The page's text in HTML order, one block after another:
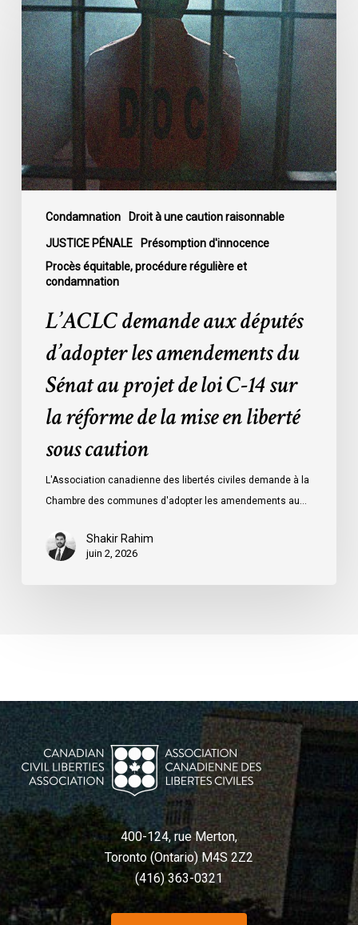
Condamnation Droit à une caution raisonnable
JUSTICE PÉNALE
Présomption d'innocence
Procès équitable, procédure régulière et
condamnation
demande
aux
députés
d’adopter
les
amendements
du
Sénat
au
réforme
liberté
caution
L’ACLC demande aux députés
d’adopter les amendements du
Sénat au projet de loi C-14 sur
la réforme de la mise en liberté
sous caution
L'Association canadienne des libertés civiles demande à la
Chambre des communes d'adopter les amendements au…
Shakir Rahim
juin 2, 2026
400-124, rue Merton,
Toronto (Ontario) M4S 2Z2
(416) 363-0321